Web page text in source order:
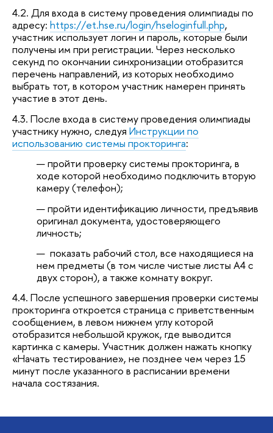
4.2. Для входа в систему проведения олимпиады по
адресу: https://et.hse.ru/login/hseloginfull.php,
участник использует логин и пароль, которые были
получены им при регистрации. Через несколько
секунд по окончании синхронизации отобразится
перечень направлений, из которых необходимо
выбрать тот, в котором участник намерен принять
участие в этот день.
4.3. После входа в систему проведения олимпиады
участнику нужно, следуя Инструкции по
использованию системы прокторинга:
пройти проверку системы прокторинга, в
ходе которой необходимо подключить вторую
камеру (телефон);
пройти идентификацию личности, предъявив
оригинал документа, удостоверяющего
личность;
показать рабочий стол, все находящиеся на
нем предметы (в том числе чистые листы А4 с
двух сторон), а также комнату вокруг.
4.4. После успешного завершения проверки системы
прокторинга откроется страница с приветственным
сообщением, в левом нижнем углу которой
отобразится небольшой кружок, где выводится
картинка с камеры. Участник должен нажать кнопку
«Начать тестирование», не позднее чем через 15
минут после указанного в расписании времени
начала состязания.